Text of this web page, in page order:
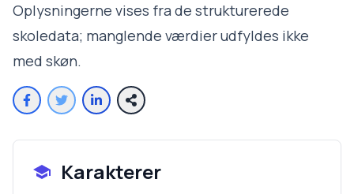
Oplysningerne vises fra de strukturerede
skoledata; manglende værdier udfyldes ikke
med skøn.
Karakterer